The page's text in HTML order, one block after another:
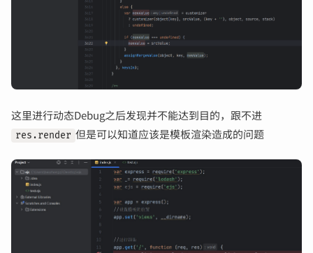
这里进行动态Debug之后发现并不能达到目的，跟不进
res.render 但是可以知道应该是模板渲染造成的问题